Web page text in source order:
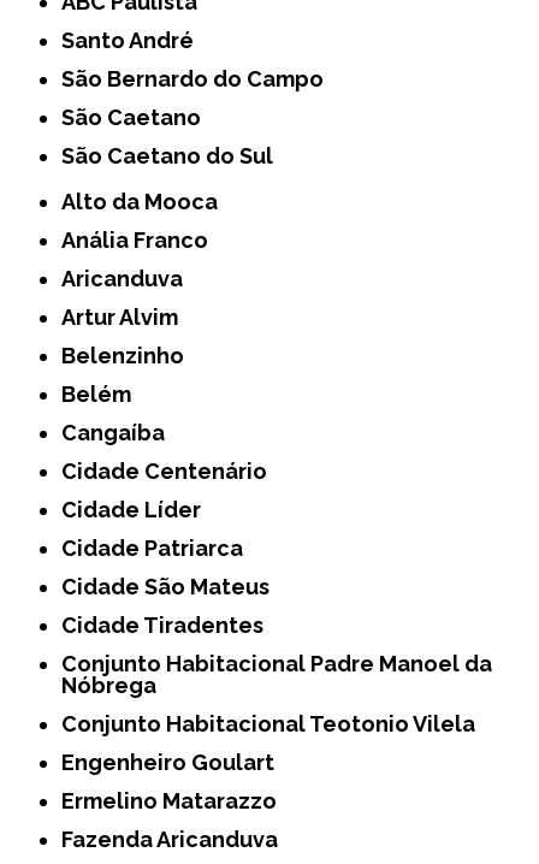
Santo André
São Bernardo do Campo
São Caetano
São Caetano do Sul
Alto da Mooca
Anália Franco
Aricanduva
Artur Alvim
Belenzinho
Belém
Cangaíba
Cidade Centenário
Cidade Líder
Cidade Patriarca
Cidade São Mateus
Cidade Tiradentes
Conjunto Habitacional Padre Manoel da
Nóbrega
Conjunto Habitacional Teotonio Vilela
Engenheiro Goulart
Ermelino Matarazzo
Fazenda Aricanduva